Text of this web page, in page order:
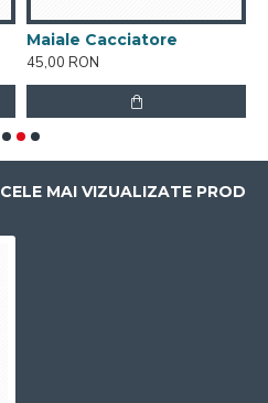
Maiale Cacciatore
45,00 RON
CELE MAI VIZUALIZATE